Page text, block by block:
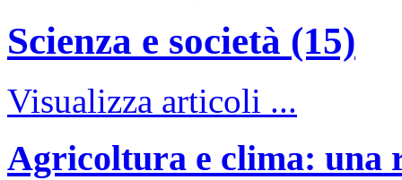
Scienza e società (15)
Visualizza articoli ...
Agricoltura e clima: una